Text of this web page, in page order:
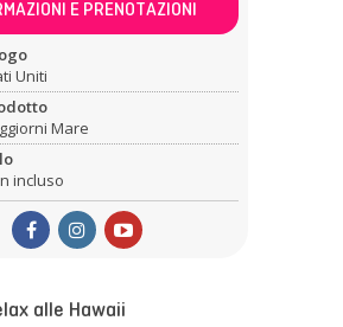
E PRENOTAZIONI
Uniti
Mare
incluso
alle Hawaii